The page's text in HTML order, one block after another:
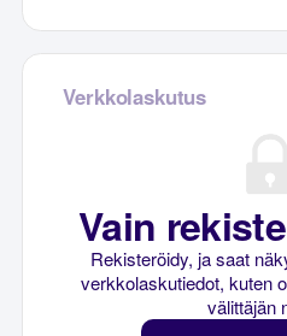
Verkkolaskutus
Vain
Rekisteröidy, ja saat
verkkolaskutiedot, kuten
välittäjän